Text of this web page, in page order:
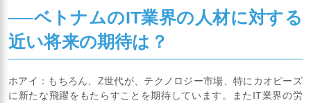
──ベトナムのIT業界の人材に対する
近い将来の期待は？
ホアイ：もちろん、Z世代が、テクノロジー市場、特にカオピーズ
に新たな飛躍をもたらすことを期待しています。またIT業界の労